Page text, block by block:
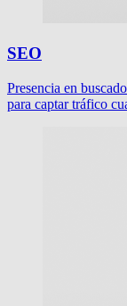
SEO
Presencia en
para captar tráfico